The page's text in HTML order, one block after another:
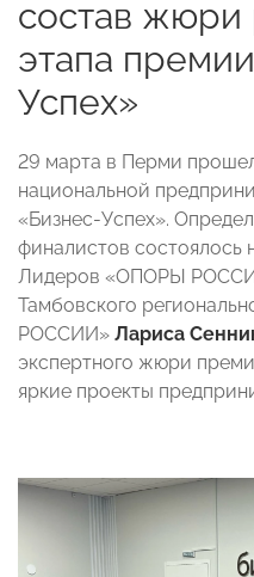
состав жюри
этапа
Успех»
29 марта в Перми
национальной
«Бизнес-Успех».
финалистов состоялось
Лидеров «ОПОРЫ
Тамбовского
РОССИИ» Лариса
экспертного жюри
яркие проекты